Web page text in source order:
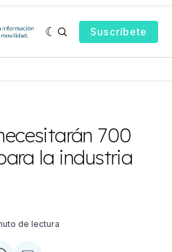
Suscríbete
700
la industria
de lectura